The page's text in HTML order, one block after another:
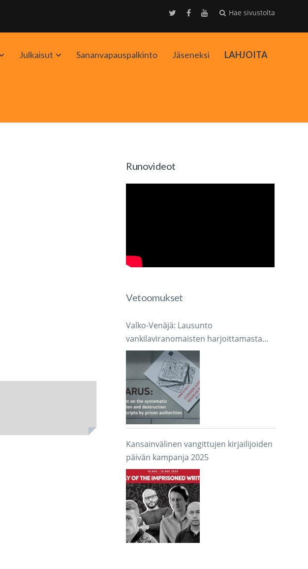
Hae sivustolta
AvaaJulkaisut AvaaSananvapauspalkinto Jäseneksi LAHJOITA
Runovideot
Vetoomukset
Valko-Venäjä: Lausunto
vankilaviranomaisten harjoittamasta
järjestelmällisestä käsikirjoitusten
takavarikoinnista ja tuhoamisesta
Kansainvälinen vangittujen kirjailijoiden
päivän kampanja 2025